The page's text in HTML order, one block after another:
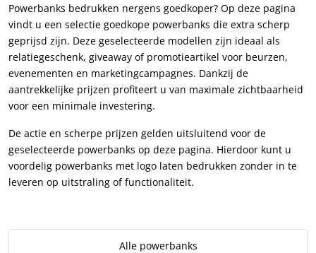
Powerbanks bedrukken nergens goedkoper? Op deze pagina
vindt u een selectie goedkope powerbanks die extra scherp
geprijsd zijn. Deze geselecteerde modellen zijn ideaal als
relatiegeschenk, giveaway of promotieartikel voor beurzen,
evenementen en marketingcampagnes. Dankzij de
aantrekkelijke prijzen profiteert u van maximale zichtbaarheid
voor een minimale investering.
De actie en scherpe prijzen gelden uitsluitend voor de
geselecteerde powerbanks op deze pagina. Hierdoor kunt u
voordelig powerbanks met logo laten bedrukken zonder in te
leveren op uitstraling of functionaliteit.
Alle powerbanks